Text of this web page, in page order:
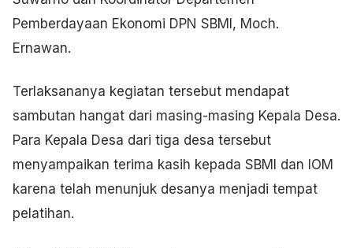
Pemberdayaan Ekonomi DPN SBMI, Moch.
Ernawan.
Terlaksananya kegiatan tersebut mendapat
sambutan hangat dari masing-masing Kepala Desa.
Para Kepala Desa dari tiga desa tersebut
menyampaikan terima kasih kepada SBMI dan IOM
karena telah menunjuk desanya menjadi tempat
pelatihan.